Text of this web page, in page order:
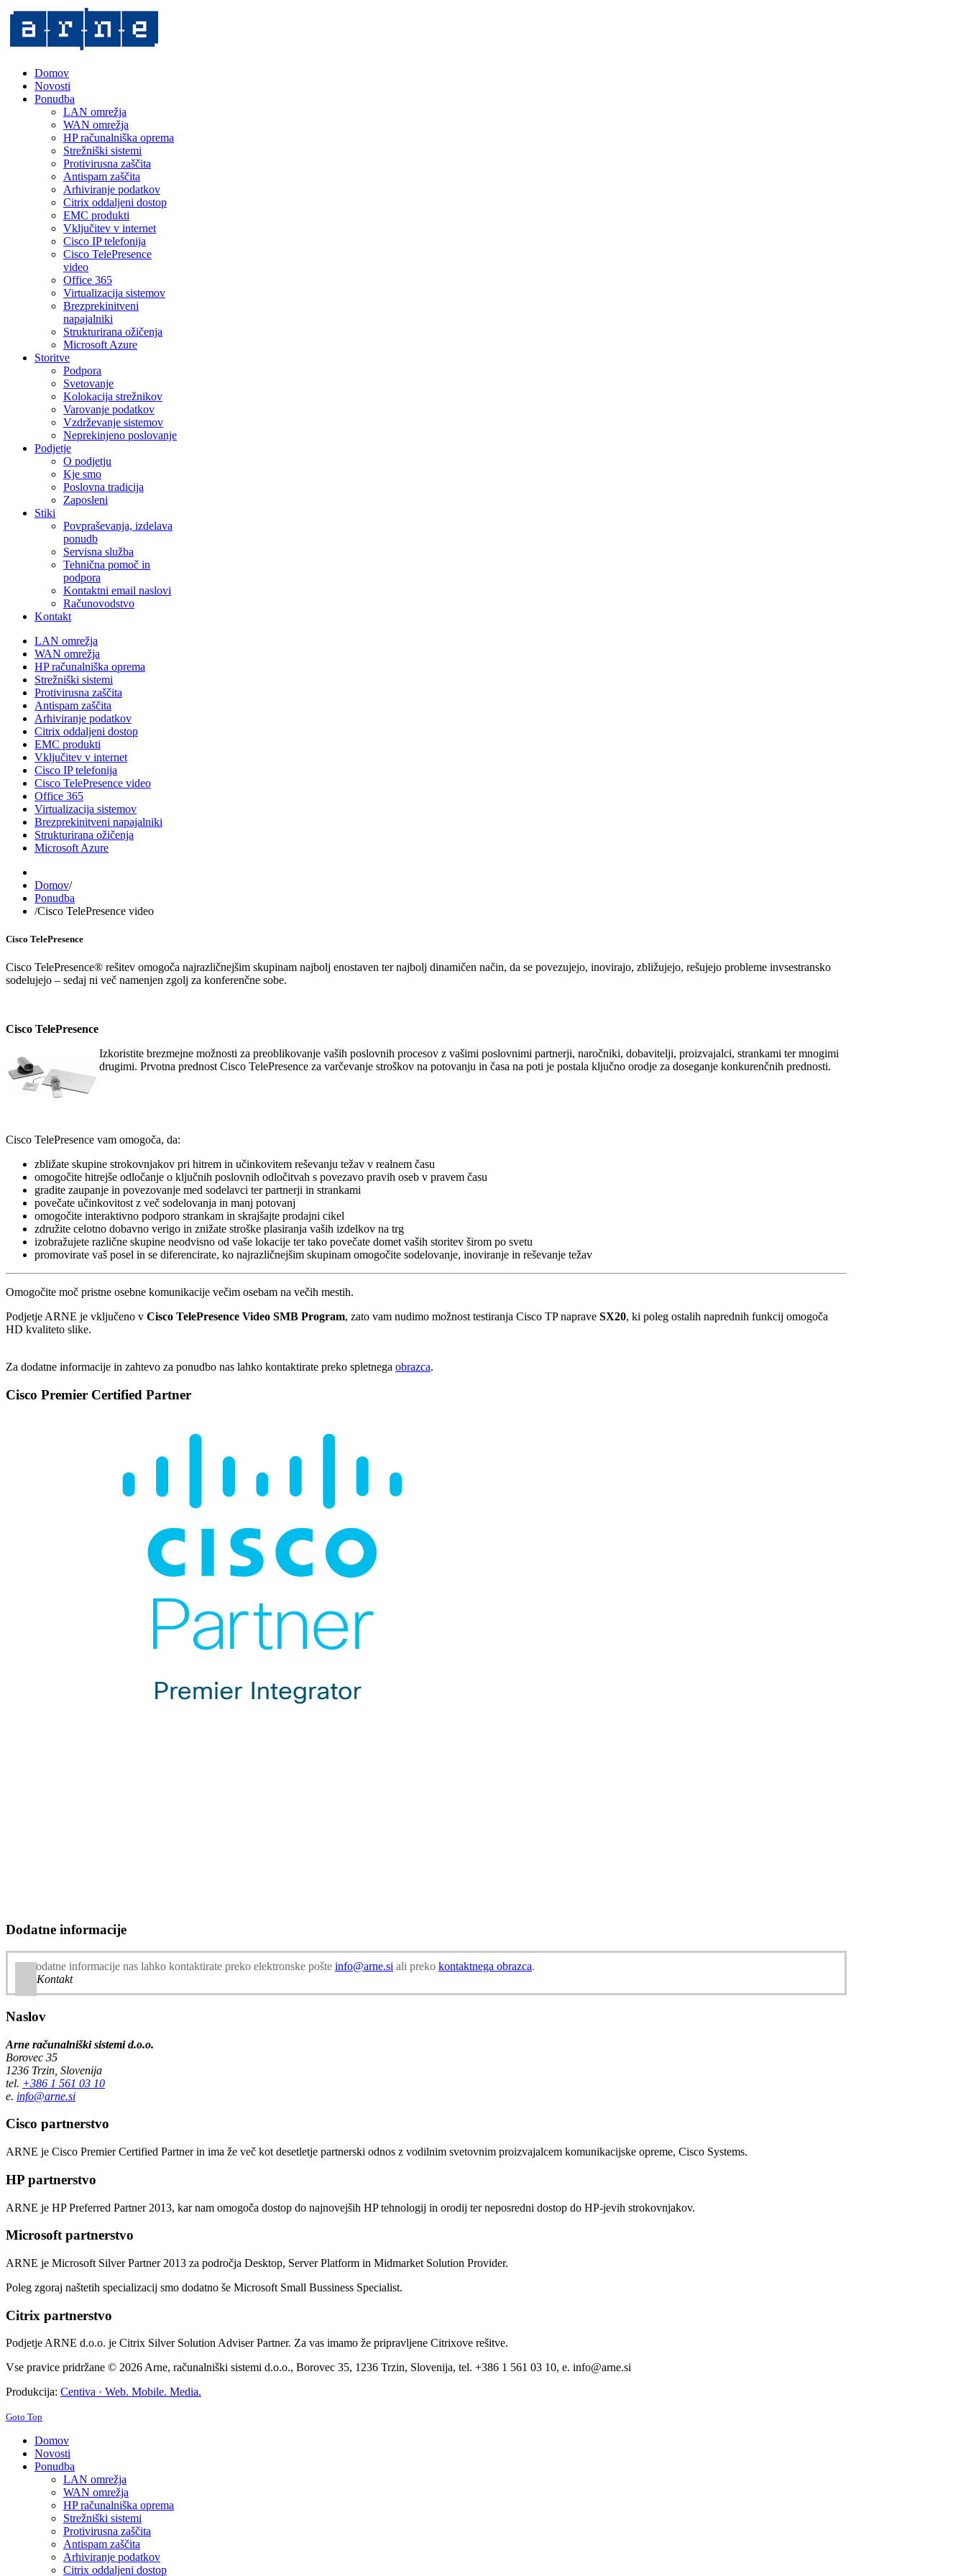
Domov
Novosti
Ponudba
LAN omrežja
WAN omrežja
HP računalniška oprema
Strežniški sistemi
Protivirusna zaščita
Antispam zaščita
Arhiviranje podatkov
Citrix oddaljeni dostop
EMC produkti
Vključitev v internet
Cisco IP telefonija
Cisco TelePresence
video
Office 365
Virtualizacija sistemov
Brezprekinitveni
napajalniki
Strukturirana ožičenja
Microsoft Azure
Storitve
Podpora
Svetovanje
Kolokacija strežnikov
Varovanje podatkov
Vzdrževanje sistemov
Neprekinjeno poslovanje
Podjetje
O podjetju
Kje smo
Poslovna tradicija
Zaposleni
Stiki
Povpraševanja, izdelava
ponudb
Servisna služba
Tehnična pomoč in
podpora
Kontaktni email naslovi
Računovodstvo
Kontakt
LAN omrežja
WAN omrežja
HP računalniška oprema
Strežniški sistemi
Protivirusna zaščita
Antispam zaščita
Arhiviranje podatkov
Citrix oddaljeni dostop
EMC produkti
Vključitev v internet
Cisco IP telefonija
Cisco TelePresence video
Office 365
Virtualizacija sistemov
Brezprekinitveni napajalniki
Strukturirana ožičenja
Microsoft Azure
Domov/
Ponudba
/Cisco TelePresence video
Cisco TelePresence
Cisco TelePresence® rešitev omogoča najrazličnejšim skupinam najbolj enostaven ter najbolj dinamičen način, da se povezujejo, inovirajo, zbližujejo, rešujejo probleme invsestransko
sodelujejo – sedaj ni več namenjen zgolj za konferenčne sobe.
Cisco TelePresence
Izkoristite brezmejne možnosti za preoblikovanje vaših poslovnih procesov z vašimi poslovnimi partnerji, naročniki, dobavitelji, proizvajalci, strankami ter mnogimi
drugimi. Prvotna prednost Cisco TelePresence za varčevanje stroškov na potovanju in časa na poti je postala ključno orodje za doseganje konkurenčnih prednosti.
Cisco TelePresence vam omogoča, da:
zbližate skupine strokovnjakov pri hitrem in učinkovitem reševanju težav v realnem času
omogočite hitrejše odločanje o ključnih poslovnih odločitvah s povezavo pravih oseb v pravem času
gradite zaupanje in povezovanje med sodelavci ter partnerji in strankami
povečate učinkovitost z več sodelovanja in manj potovanj
omogočite interaktivno podporo strankam in skrajšajte prodajni cikel
združite celotno dobavno verigo in znižate stroške plasiranja vaših izdelkov na trg
izobražujete različne skupine neodvisno od vaše lokacije ter tako povečate domet vaših storitev širom po svetu
promovirate vaš posel in se diferencirate, ko najrazličnejšim skupinam omogočite sodelovanje, inoviranje in reševanje težav
Omogočite moč pristne osebne komunikacije večim osebam na večih mestih.
Podjetje ARNE je vključeno v Cisco TelePresence Video SMB Program, zato vam nudimo možnost testiranja Cisco TP naprave SX20, ki poleg ostalih naprednih funkcij omogoča
HD kvaliteto slike.
Za dodatne informacije in zahtevo za ponudbo nas lahko kontaktirate preko spletnega obrazca.
Cisco Premier Certified Partner
Dodatne informacije
Za dodatne informacije nas lahko kontaktirate preko elektronske pošte info@arne.si ali preko kontaktnega obrazca.
Kontakt
Naslov
Arne računalniški sistemi d.o.o.
Borovec 35
1236 Trzin, Slovenija
tel. +386 1 561 03 10
e. info@arne.si
Cisco partnerstvo
ARNE je Cisco Premier Certified Partner in ima že več kot desetletje partnerski odnos z vodilnim svetovnim proizvajalcem komunikacijske opreme, Cisco Systems.
HP partnerstvo
ARNE je HP Preferred Partner 2013, kar nam omogoča dostop do najnovejših HP tehnologij in orodij ter neposredni dostop do HP-jevih strokovnjakov.
Microsoft partnerstvo
ARNE je Microsoft Silver Partner 2013 za področja Desktop, Server Platform in Midmarket Solution Provider.
Poleg zgoraj naštetih specializacij smo dodatno še Microsoft Small Bussiness Specialist.
Citrix partnerstvo
Podjetje ARNE d.o.o. je Citrix Silver Solution Adviser Partner. Za vas imamo že pripravljene Citrixove rešitve.
Vse pravice pridržane © 2026 Arne, računalniški sistemi d.o.o., Borovec 35, 1236 Trzin, Slovenija, tel. +386 1 561 03 10, e. info@arne.si
Produkcija: Centiva · Web. Mobile. Media.
Goto Top
Domov
Novosti
Ponudba
LAN omrežja
WAN omrežja
HP računalniška oprema
Strežniški sistemi
Protivirusna zaščita
Antispam zaščita
Arhiviranje podatkov
Citrix oddaljeni dostop